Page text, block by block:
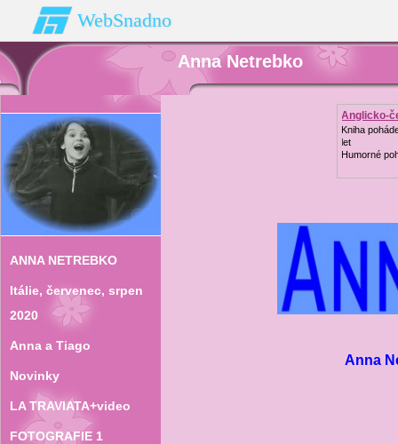
WebSnadno
Anna Netrebko
ANNA NETREBKO
Itálie‚ červenec‚ srpen
2020
Anna a Tiago
Novinky
LA TRAVIATA+video
FOTOGRAFIE 1
Anglicko-
Kniha
let
Humorné
Anna